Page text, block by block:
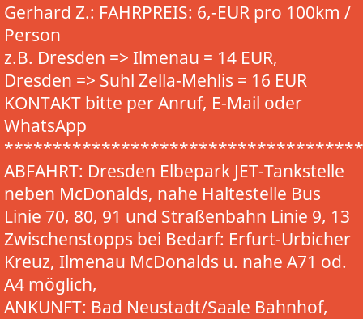
Gerhard Z.: FAHRPREIS: 6,-EUR pro 100km /
Person
z.B. Dresden => Ilmenau = 14 EUR,
Dresden => Suhl Zella-Mehlis = 16 EUR
KONTAKT bitte per Anruf, E-Mail oder
WhatsApp
ABFAHRT: Dresden Elbepark JET-Tankstelle
neben McDonalds, nahe Haltestelle Bus
Linie 70, 80, 91 und Straßenbahn Linie 9, 13
Zwischenstopps bei Bedarf: Erfurt-Urbicher
Kreuz, Ilmenau McDonalds u. nahe A71 od.
A4 möglich,
ANKUNFT: Bad Neustadt/Saale Bahnhof,